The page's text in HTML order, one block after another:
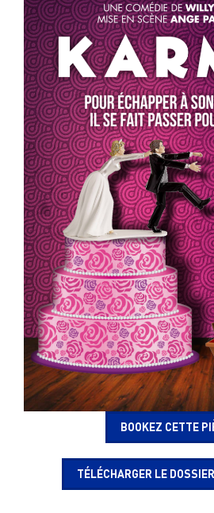
BOOKEZ CETTE
TÉLÉCHARGER LE